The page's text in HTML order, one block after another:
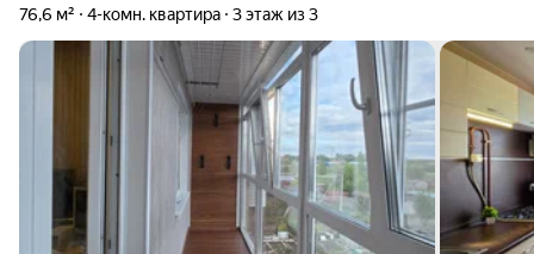
76,6 м² 4-комн. квартира 3 этаж из 3